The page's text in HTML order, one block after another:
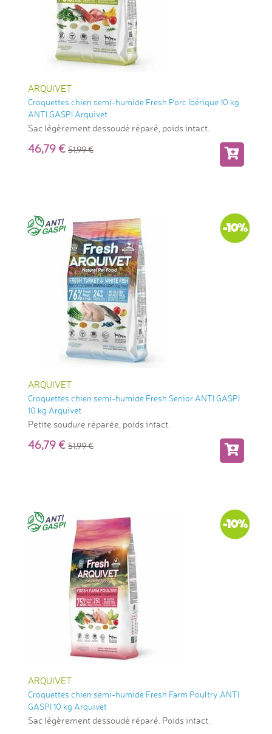
ARQUIVET
Croquettes chien semi-humide Fresh Porc Ibérique 10 kg
ANTI GASPI Arquivet
Sac légèrement dessoudé réparé, poids intact.
46,79 51,99
-10%
ARQUIVET
Croquettes chien semi-humide Fresh Senior ANTI GASPI
10 kg Arquivet
Petite soudure réparée, poids intact.
46,79 51,99
-10%
ARQUIVET
Croquettes chien semi-humide Fresh Farm Poultry ANTI
GASPI 10 kg Arquivet
Sac légèrement dessoudé réparé. Poids intact.